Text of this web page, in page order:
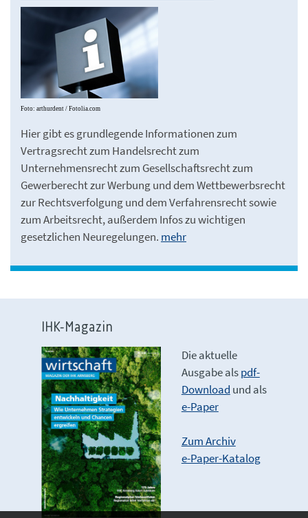
Foto: arthurdent / Fotolia.com
Hier gibt es grundlegende Informationen zum
Vertragsrecht zum Handelsrecht zum
Unternehmensrecht zum Gesellschaftsrecht zum
Gewerberecht zur Werbung und dem Wettbewerbsrecht
zur Rechtsverfolgung und dem Verfahrensrecht sowie
zum Arbeitsrecht, außerdem Infos zu wichtigen
gesetzlichen Neuregelungen. mehr
IHK-Magazin
Die aktuelle
Ausgabe alspdf-
Download und als
e-Paper
Zum Archiv
e-Paper-Katalog